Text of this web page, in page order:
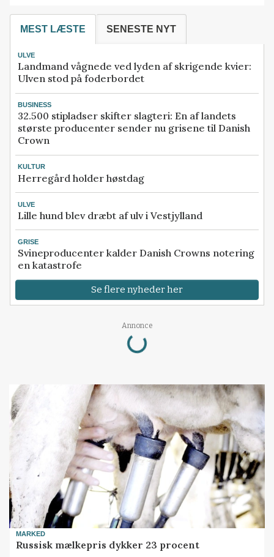
MEST LÆSTE SENESTE NYT
ULVE
Landmand vågnede ved lyden af skrigende kvier:
Ulven stod på foderbordet
BUSINESS
32.500 stipladser skifter slagteri: En af landets
største producenter sender nu grisene til Danish
Crown
KULTUR
Herregård holder høstdag
ULVE
Lille hund blev dræbt af ulv i Vestjylland
GRISE
Svineproducenter kalder Danish Crowns notering
en katastrofe
Se flere nyheder her
Annonce
Loading...
MARKED
Russisk mælkepris dykker 23 procent